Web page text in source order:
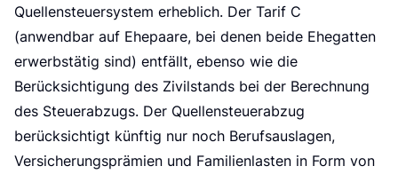
Quellensteuersystem erheblich. Der Tarif C
(anwendbar auf Ehepaare, bei denen beide Ehegatten
erwerbstätig sind) entfällt, ebenso wie die
Berücksichtigung des Zivilstands bei der Berechnung
des Steuerabzugs. Der Quellensteuerabzug
berücksichtigt künftig nur noch Berufsauslagen,
Versicherungsprämien und Familienlasten in Form von